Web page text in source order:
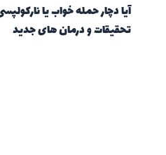
آیا دچار حمله خواب یا
تحقیقات و درمان های جدید